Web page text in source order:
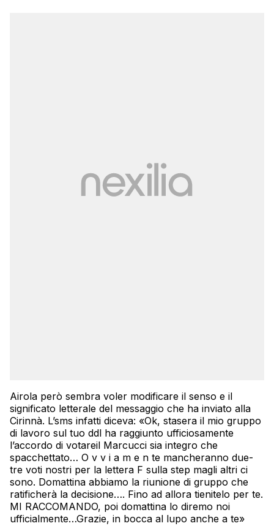
Airola però sembra voler modificare il senso e il
significato letterale del messaggio che ha inviato alla
Cirinnà. L’sms infatti diceva: «Ok, stasera il mio gruppo
di lavoro sul tuo ddl ha raggiunto ufficiosamente
l’accordo di votareil Marcucci sia integro che
spacchettato… O v v i a m e n te mancheranno due-
tre voti nostri per la lettera F sulla step magli altri ci
sono. Domattina abbiamo la riunione di gruppo che
ratificherà la decisione…. Fino ad allora tienitelo per te.
MI RACCOMANDO, poi domattina lo diremo noi
ufficialmente…Grazie, in bocca al lupo anche a te»